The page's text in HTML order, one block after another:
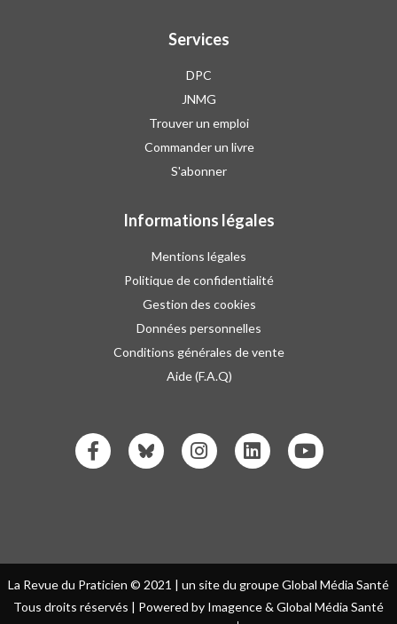
Services
DPC
JNMG
Trouver un emploi
Commander un livre
S'abonner
Informations légales
Mentions légales
Politique de confidentialité
Gestion des cookies
Données personnelles
Conditions générales de vente
Aide (F.A.Q)
La Revue du Praticien © 2021 | un site du groupe Global Média Santé
Tous droits réservés | Powered by Imagence & Global Média Santé